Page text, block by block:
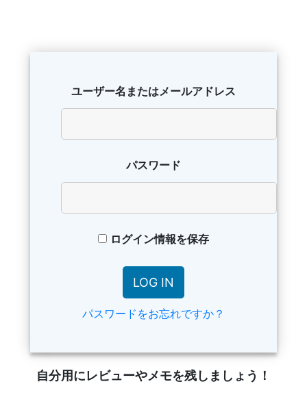
ユーザー名またはメールアドレス
パスワード
ログイン情報を保存
パスワードをお忘れですか？
自分用にレビューやメモを残しましょう！